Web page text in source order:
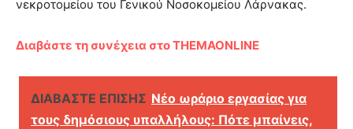
νεκροτομείου του Γενικού Νοσοκομείου Λάρνακας.
Διαβάστε τη συνέχεια στο THEMAONLINE
ΔΙΑΒΑΣΤΕ ΕΠΙΣΗΣ Νέο ωράριο εργασίας για
τους δημόσιους υπαλλήλους: Πότε μπαίνεις,